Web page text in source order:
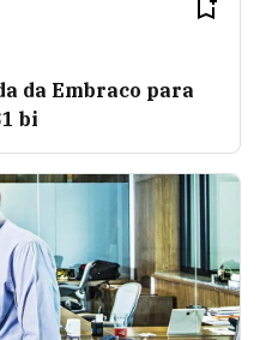
da Embraco para
bi